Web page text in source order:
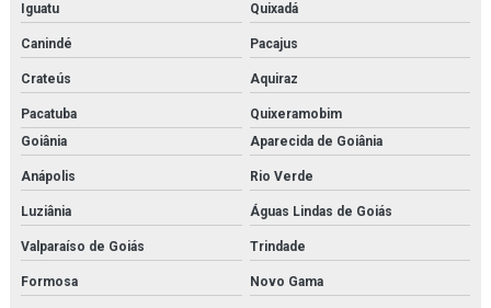
Sa 1508
Sauer danfoss
Secador de ar comprimido por absorção
Secador de ar comprimido por adsorção
Secador de ar comprimido por adsorção orçamento
Secador de ar comprimido orçamento
Secador de ar comprimido por refrigeração
Iguatu Quixadá
Canindé Pacajus
Crateús Aquiraz
Pacatuba
Quixeramobim
Goiânia
Aparecida de Goiânia
Anápolis Rio Verde
Luziânia Águas Lindas de Goiás
Valparaíso de Goiás Trindade
Formosa Novo Gama